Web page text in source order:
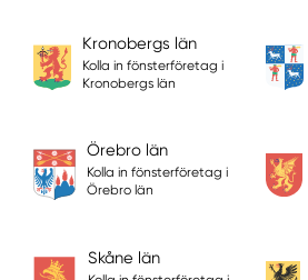
Kronobergs län
Kolla in fönsterföretag i
Kronobergs län
Örebro län
Kolla in fönsterföretag i
Örebro län
Skåne län